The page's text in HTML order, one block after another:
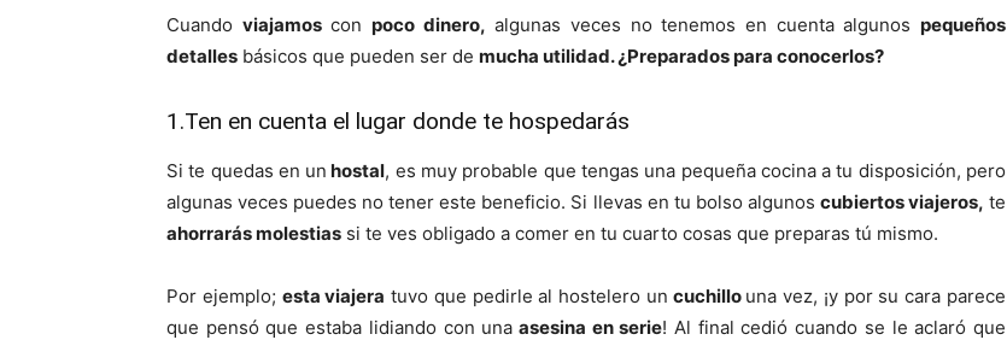
Cuando viajamosconpoco dinero, algunas veces no tenemos en cuenta algunospequeños
detalles básicos que pueden ser de mucha utilidad. ¿Preparados para conocerlos?
1.Ten en cuenta el lugar donde te hospedarás
Si te quedas en un hostal, es muy probable que tengas una pequeña cocina a tu disposición, pero
algunas veces puedes no tener este beneficio. Si llevas en tu bolso algunos cubiertos viajeros, te
ahorrarás molestias si te ves obligado a comer en tu cuarto cosas que preparas tú mismo.
Por ejemplo; esta viajera tuvo que pedirle al hostelero un cuchillo una vez, ¡y por su cara parece
que pensó que estaba lidiando con una asesina en serie! Al final cedió cuando se le aclaró que